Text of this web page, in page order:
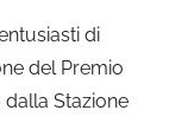
di
del Premio
Stazione